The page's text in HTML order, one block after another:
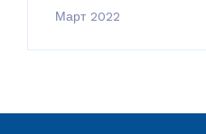
Март 2022